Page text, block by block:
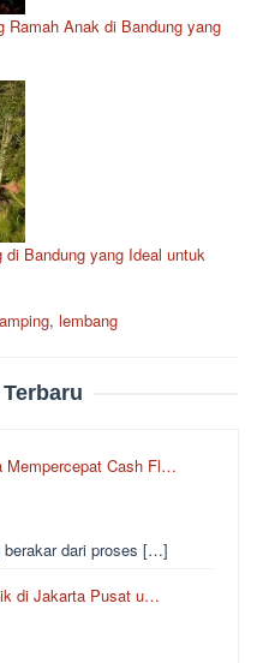
Ramah Anak di Bandung yang
Bandung yang Ideal untuk
, lembang
Mempercepat Cash Fl…
berakar dari proses […]
di Jakarta Pusat u…